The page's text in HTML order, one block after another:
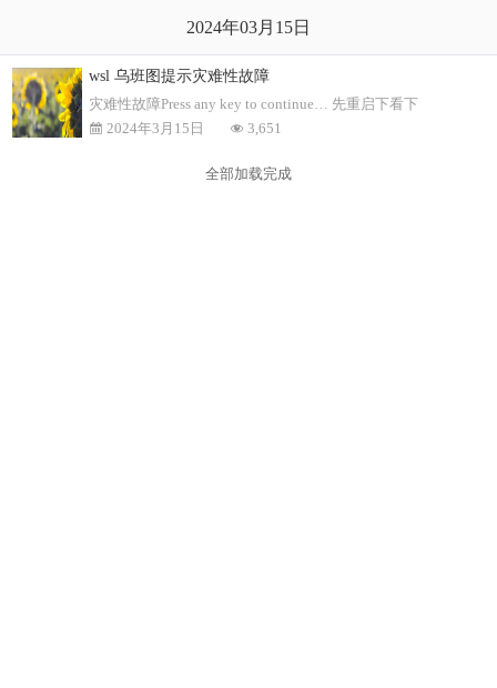
2024年03月15日
wsl 乌班图提示灾难性故障
灾难性故障Press any key to continue… 先重启下看下
2024年3月15日
3,651
全部加载完成